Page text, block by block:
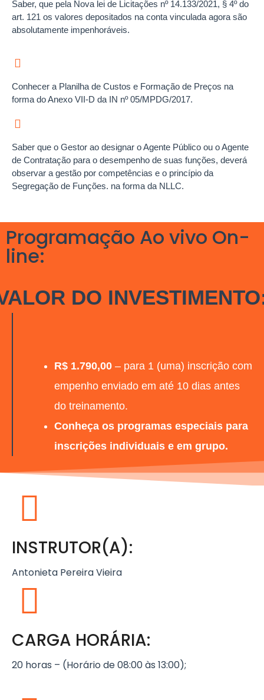
Saber, que pela Nova lei de Licitações nº 14.133/2021, § 4º do
art. 121 os valores depositados na conta vinculada agora são
absolutamente impenhoráveis.
Conhecer a Planilha de Custos e Formação de Preços na
forma do Anexo VII-D da IN nº 05/MPDG/2017.
Saber que o Gestor ao designar o Agente Público ou o Agente
de Contratação para o desempenho de suas funções, deverá
observar a gestão por competências e o princípio da
Segregação de Funções. na forma da NLLC.
Programação Ao vivo On-
line:
DO
R$ 1.790,00 – para 1 (uma) inscrição com
empenho enviado em até 10 dias antes
do treinamento.
Conheça os programas especiais para
inscrições individuais e em grupo.
INSTRUTOR(A):
Antonieta Pereira Vieira
CARGA HORÁRIA:
20 horas – (Horário de 08:00 às 13:00);